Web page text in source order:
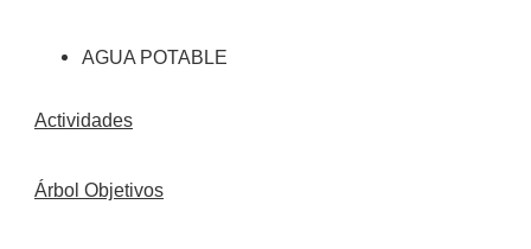
AGUA POTABLE
Actividades
Árbol Objetivos